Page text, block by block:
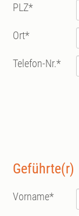
PLZ*
Ort*
Telefon-Nr.*
Geführte(r)
Vorname*